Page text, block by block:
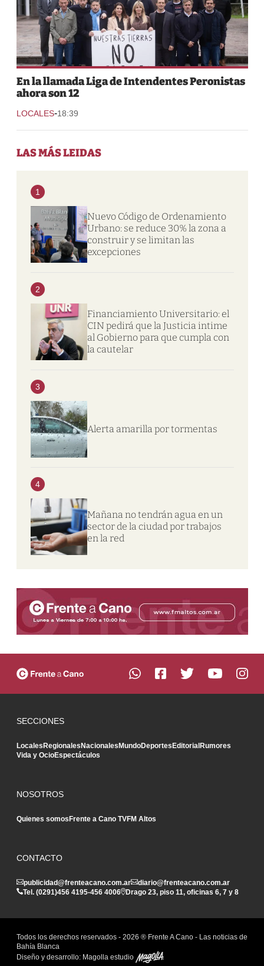
En la llamada Liga de Intendentes Peronistas
ahora son 12
LOCALES-18:39
LAS MÁS LEIDAS
1
Nuevo Código de Ordenamiento
Urbano: se reduce 30% la zona a
construir y se limitan las
excepciones
2
Financiamiento Universitario: el
CIN pedirá que la Justicia intime
al Gobierno para que cumpla con
la cautelar
3
Alerta amarilla por tormentas
4
Mañana no tendrán agua en un
sector de la ciudad por trabajos
en la red
SECCIONES
LocalesRegionalesNacionalesMundoDeportesEditorialRumores
Vida y OcioEspectáculos
NOSOTROS
Quienes somosFrente a Cano TVFM Altos
CONTACTO
publicidad@frenteacano.com.ar
diario@frenteacano.com.ar
Tel. (0291)456 4195-456 4006 Drago 23, piso 11, oficinas 6, 7 y 8
Todos los derechos reservados - 2026 ® Frente A Cano - Las noticias de
Bahía Blanca
Diseño y desarrollo: Magolla estudio